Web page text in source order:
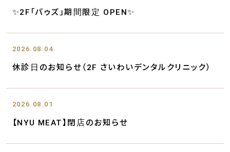
✨2F「パゥズ」期間限定 OPEN✨
2026.08.04
休診日のお知らせ（2F さいわいデンタルクリニック）
2026.08.01
【NYU MEAT】閉店のお知らせ